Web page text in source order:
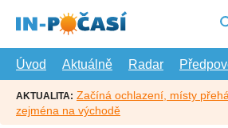
hlavní
Úvod
Aktuálně Radar
AKTUALITA: Začíná ochlazení, místy
zejména na východě